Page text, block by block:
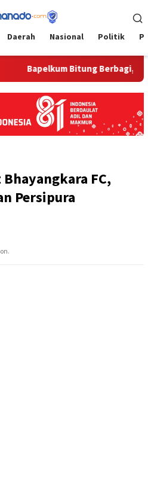
Daerah Nasional Politik
Bitung Berbagi, Semarak
FC,
Persipura